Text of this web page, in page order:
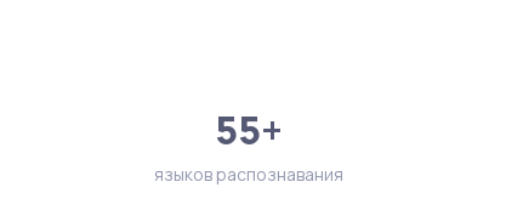
55+
языков распознавания